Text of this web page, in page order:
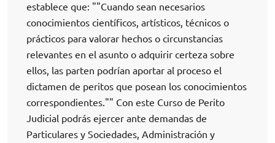
establece que: ""Cuando sean necesarios
conocimientos científicos, artísticos, técnicos o
prácticos para valorar hechos o circunstancias
relevantes en el asunto o adquirir certeza sobre
ellos, las parten podrían aportar al proceso el
dictamen de peritos que posean los conocimientos
correspondientes."" Con este Curso de Perito
Judicial podrás ejercer ante demandas de
Particulares y Sociedades, Administración y